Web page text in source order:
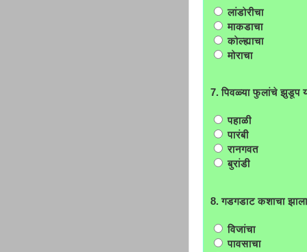
लांडोरीचा
माकडाचा
कोल्ह्याचा
मोराचा
7. पिवळ्या फुलांचे झुडूप
पहाळी
पारंबी
रानगवत
बुरांडी
8. गडगडाट कशाचा
विजांचा
पावसाचा